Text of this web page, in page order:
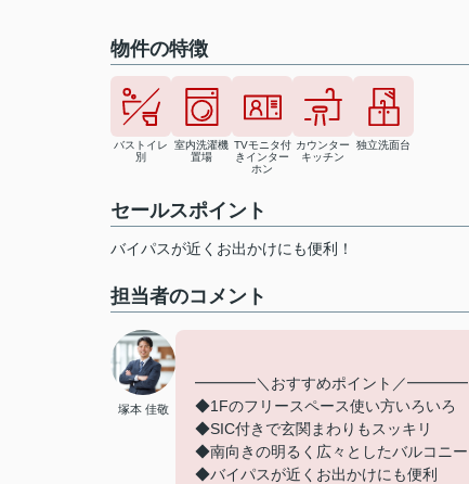
物件の特徴
バストイレ
別
室内洗濯機
置場
TVモニタ付
きインター
ホン
カウンター
キッチン
独立洗面台
セールスポイント
バイパスが近くお出かけにも便利！
担当者のコメント
塚本 佳敬
━━━━＼おすすめポイント／━━━━
◆1Fのフリースペース使い方いろいろ
◆SIC付きで玄関まわりもスッキリ
◆南向きの明るく広々としたバルコニー
◆バイパスが近くお出かけにも便利